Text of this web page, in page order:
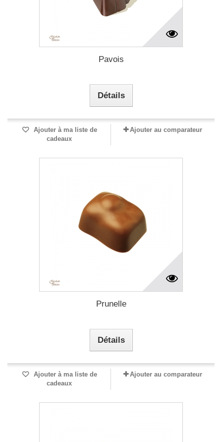
Pavois
Détails
Ajouter à ma liste de
cadeaux
Ajouter au comparateur
Prunelle
Détails
Ajouter à ma liste de
cadeaux
Ajouter au comparateur